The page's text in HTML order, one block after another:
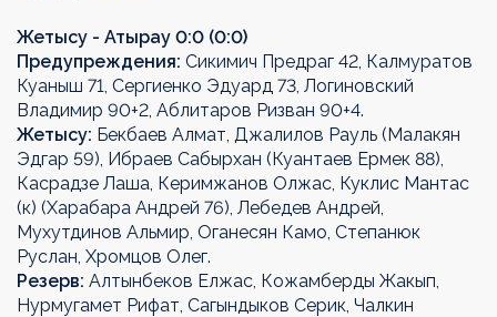
Жетысу - Атырау 0:0 (0:0)
Предупреждения: Сикимич Предраг 42, Калмуратов
Куаныш 71, Сергиенко Эдуард 73, Логиновский
Владимир 90+2, Аблитаров Ризван 90+4.
Жетысу: Бекбаев Алмат, Джалилов Рауль (Малакян
Эдгар 59), Ибраев Сабырхан (Куантаев Ермек 88),
Касрадзе Лаша, Керимжанов Олжас, Куклис Мантас
(к) (Харабара Андрей 76), Лебедев Андрей,
Мухутдинов Альмир, Оганесян Камо, Степанюк
Руслан, Хромцов Олег.
Резерв: Алтынбеков Елжас, Кожамберды Жакып,
Нурмугамет Рифат, Сагындыков Серик, Чалкин